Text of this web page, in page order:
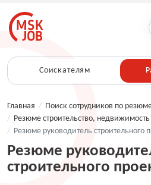
Соискателям
Главная / Поиск сотрудников по
/ Резюме строительство, недвижимость
/ Резюме руководитель строительного
Резюме
строительного